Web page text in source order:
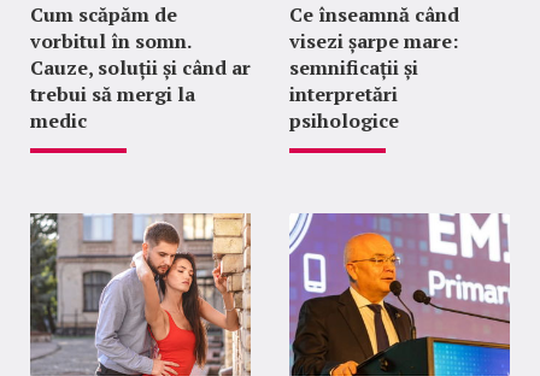
Cum scăpăm de
vorbitul în somn.
Cauze, soluții și când ar
trebui să mergi la
medic
Ce înseamnă când
visezi șarpe mare:
semnificații și
interpretări
psihologice